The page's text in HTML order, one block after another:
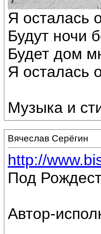
Я осталась
Будут ночи
Будет дом
Я осталась
Музыка и
Вячеслав Серёгин
http://
Под
Автор-